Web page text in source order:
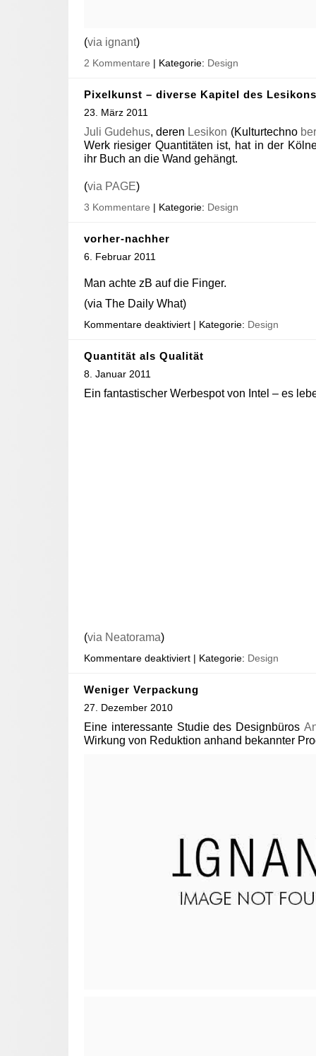
(via ignant)
2 Kommentare | Kategorie: Design
Pixelkunst – diverse Kapitel des Lesikons
23. März 2011
Juli Gudehus, deren Lesikon (Kulturtechno
Werk riesiger Quantitäten ist, hat in der
ihr Buch an die Wand gehängt.
(via PAGE)
3 Kommentare | Kategorie: Design
vorher-nachher
6. Februar 2011
Man achte zB auf die Finger.
(via The Daily What)
Kommentare deaktiviert | Kategorie: Design
Quantität als Qualität
8. Januar 2011
Ein fantastischer Werbespot von Intel – es
(via Neatorama)
Kommentare deaktiviert | Kategorie: Design
Weniger Verpackung
27. Dezember 2010
Eine interessante Studie des Designbüros
Wirkung von Reduktion anhand bekannter